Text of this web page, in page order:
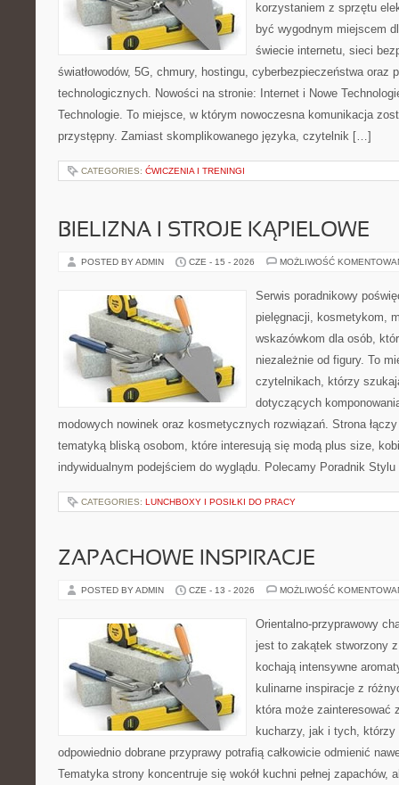
korzystaniem z sprzętu
być wygodnym miejscem
świecie internetu, sieci
światłowodów, 5G, chmury, hostingu, cyberbezpieczeństwa oraz
technologicznych. Nowości na stronie: Internet i Nowe
Technologie. To miejsce, w którym nowoczesna komunikacja
przystępny. Zamiast skomplikowanego języka, czytelnik […]
CATEGORIES: ĆWICZENIA I TRENINGI
BIELIZNA I STROJE KĄPIELOWE
POSTED BY ADMIN CZE - 15 - 2026 MOŻLIWOŚĆ
Serwis poradnikowy
pielęgnacji, kosmetykom,
wskazówkom dla osób,
niezależnie od figury. To
czytelnikach, którzy
dotyczących
modowych nowinek oraz kosmetycznych rozwiązań. Strona
tematyką bliską osobom, które interesują się modą plus size,
indywidualnym podejściem do wyglądu. Polecamy Poradnik
CATEGORIES: LUNCHBOXY I POSIŁKI DO PRACY
ZAPACHOWE INSPIRACJE
POSTED BY ADMIN CZE - 13 - 2026 MOŻLIWOŚĆ
Orientalno-przyprawowy
jest to zakątek stworzony
kochają intensywne
kulinarne inspiracje z
która może zainteresować
kucharzy, jak i tych, którzy
odpowiednio dobrane przyprawy potrafią całkowicie odmienić
Tematyka strony koncentruje się wokół kuchni pełnej zapachów,